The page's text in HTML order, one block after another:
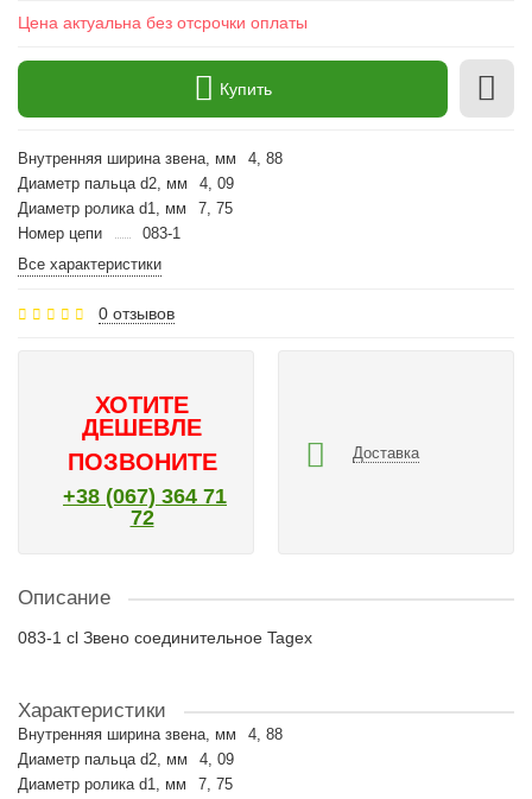
Цена актуальна без отсрочки оплаты
Купить
Внутренняя ширина звена, мм
4, 88
Диаметр пальца d2, мм
4, 09
Диаметр ролика d1, мм
7, 75
Номер цепи
083-1
Все характеристики
0 отзывов
ХОТИТЕ
ДЕШЕВЛЕ
ПОЗВОНИТЕ
+38 (067) 364 71
72
Доставка
Описание
083-1 cl Звено соединительное Tagex
Характеристики
Внутренняя ширина звена, мм
4, 88
Диаметр пальца d2, мм
4, 09
Диаметр ролика d1, мм
7, 75